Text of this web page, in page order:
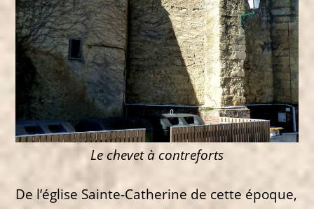
Le chevet à contreforts
De l’église Sainte-Catherine de cette époque,